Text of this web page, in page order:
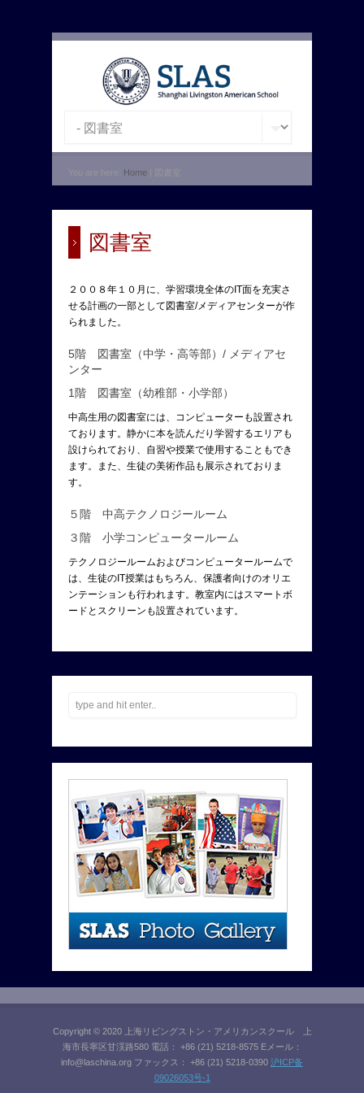
You are here: Home
図書室
２００８年１０月に、学習環境全体のIT面を充実さ
せる計画の一部として図書室/メディアセンターが作
られました。
5階 図書室（中学・高等部）/ メディアセ
ンター
1階 図書室（幼稚部・小学部）
中高生用の図書室には、コンピューターも設置され
ております。静かに本を読んだり学習するエリアも
設けられており、自習や授業で使用することもでき
ます。また、生徒の美術作品も展示されておりま
す。
５階 中高テクノロジールーム
３階 小学コンピュータールーム
テクノロジールームおよびコンピュータールームで
は、生徒のIT授業はもちろん、保護者向けのオリエ
ンテーションも行われます。教室内にはスマートボ
ードとスクリーンも設置されています。
Copyright © 2020 上海リビングストン・アメリカンスクール 上
海市長寧区甘渓路580 電話： +86 (21) 5218-8575 Eメール：
info@laschina.org ファックス： +86 (21) 5218-0390 沪ICP备
09026053号-1